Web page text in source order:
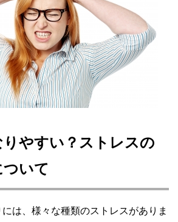
やすい？ストレスの
いて
は、様々な種類のストレスがありま